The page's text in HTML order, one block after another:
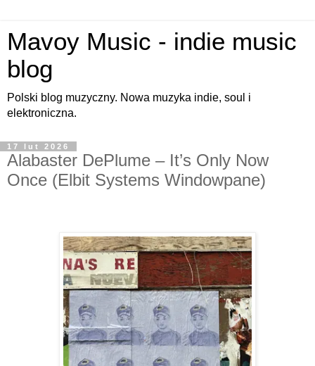
Mavoy Music - indie music
blog
Polski blog muzyczny. Nowa muzyka indie, soul i
elektroniczna.
17 lut 2026
Alabaster DePlume – It’s Only Now
Once (Elbit Systems Windowpane)